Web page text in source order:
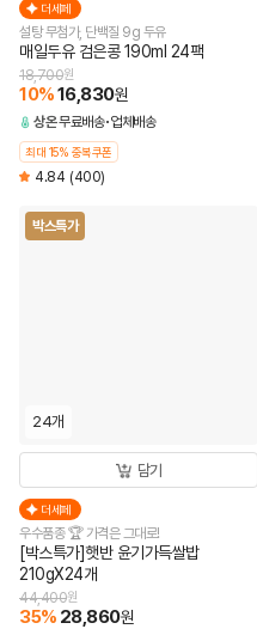
더세페
설탕 무첨가, 단백질 9g 두유
매일두유 검은콩 190ml 24팩
18,700원
10%16,830원
상온무료배송 업체배송
최대 15% 중복쿠폰
4.84 (400)
박스특가
24개
담기
더세페
우수품종 🏆 가격은 그대로!
[박스특가]햇반 윤기가득쌀밥
210gX24개
44,400원
35% 28,860원